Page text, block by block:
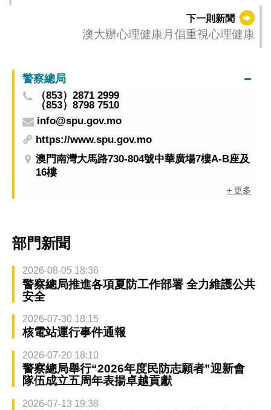
下一則新聞
澳大辦心理健康月倡重視心理健康
警察總局
（853）2871 2999
（853）8798 7510
info@spu.gov.mo
https://www.spu.gov.mo
澳門南灣大馬路730-804號中華廣場7樓A-B座及
16樓
+ 更多
部門新聞
2026-08-05 18:36
警察總局推進各項夏防工作部署 全力維護公共
安全
2026-07-30 18:15
核電站運行事件通報
2026-07-20 18:10
警察總局舉行“2026年度民防志願者”迎新會
隊伍成立五周年表揚卓越貢獻
2026-07-13 19:38